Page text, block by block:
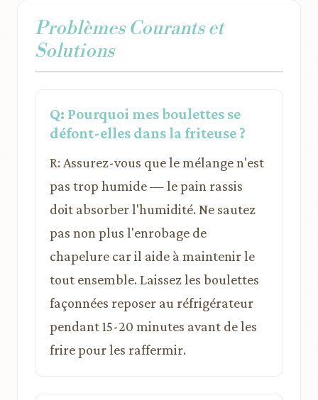
Problèmes Courants et
Solutions
Q: Pourquoi mes boulettes se
défont-elles dans la friteuse ?
R: Assurez-vous que le mélange n'est
pas trop humide — le pain rassis
doit absorber l'humidité. Ne sautez
pas non plus l'enrobage de
chapelure car il aide à maintenir le
tout ensemble. Laissez les boulettes
façonnées reposer au réfrigérateur
pendant 15-20 minutes avant de les
frire pour les raffermir.